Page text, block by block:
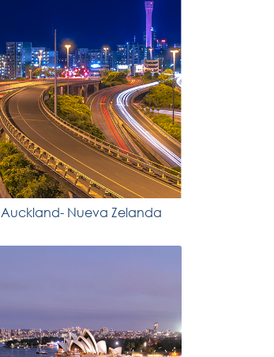
Auckland- Nueva Zelanda